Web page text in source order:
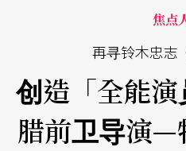
焦点
再寻铃木忠志
创造「全能
腊前卫导演—